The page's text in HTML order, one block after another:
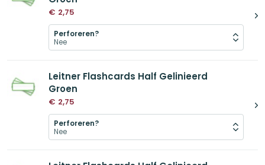
€ 2,75
Perforeren?
Leitner Flashcards Half Gelinieerd
Groen
€ 2,75
Perforeren?